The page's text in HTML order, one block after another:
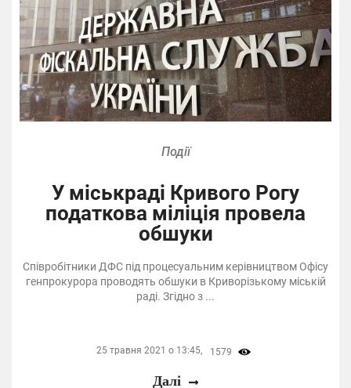
Події
У міськраді Кривого Рогу
податкова міліція провела
обшуки
Співробітники ДФС під процесуальним керівництвом Офісу
генпрокурора проводять обшуки в Криворізькому міській
раді. Згідно з ...
25 травня 2021 о 13:45, 1579
Далі